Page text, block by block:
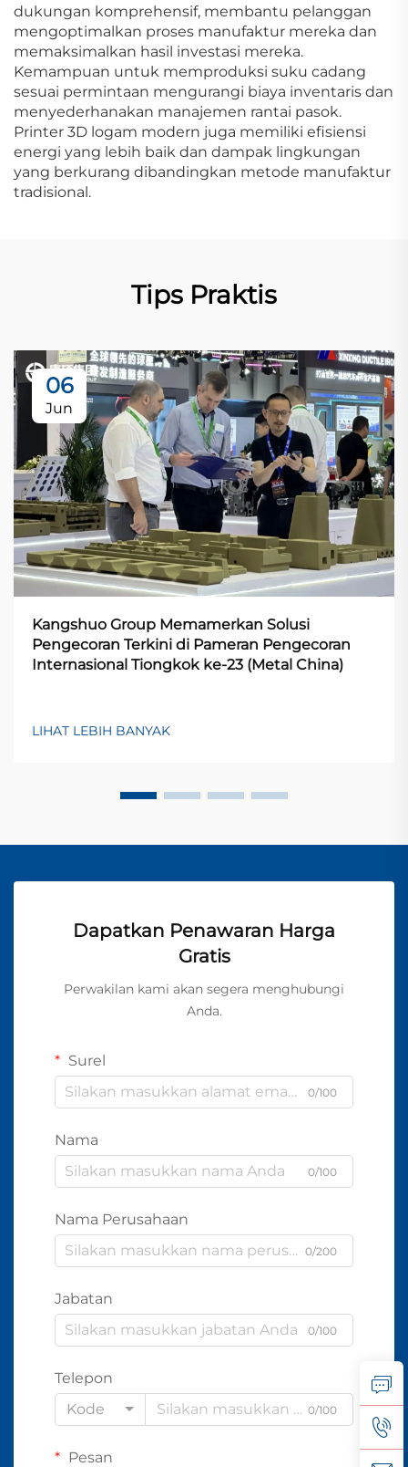
dukungan komprehensif, membantu pelanggan
mengoptimalkan proses manufaktur mereka dan
memaksimalkan hasil investasi mereka.
Kemampuan untuk memproduksi suku cadang
sesuai permintaan mengurangi biaya inventaris dan
menyederhanakan manajemen rantai pasok.
Printer 3D logam modern juga memiliki efisiensi
energi yang lebih baik dan dampak lingkungan
yang berkurang dibandingkan metode manufaktur
tradisional.
Tips Praktis
06
Jun
Kangshuo Group Memamerkan Solusi
Pengecoran Terkini di Pameran Pengecoran
Internasional Tiongkok ke-23 (Metal China)
LIHAT LEBIH BANYAK
Dapatkan Penawaran Harga
Gratis
Perwakilan kami akan segera menghubungi
Anda.
Surel
0/100
Nama
0/100
Nama Perusahaan
0/200
Jabatan
0/100
Telepon
Kode
0/100
Pesan